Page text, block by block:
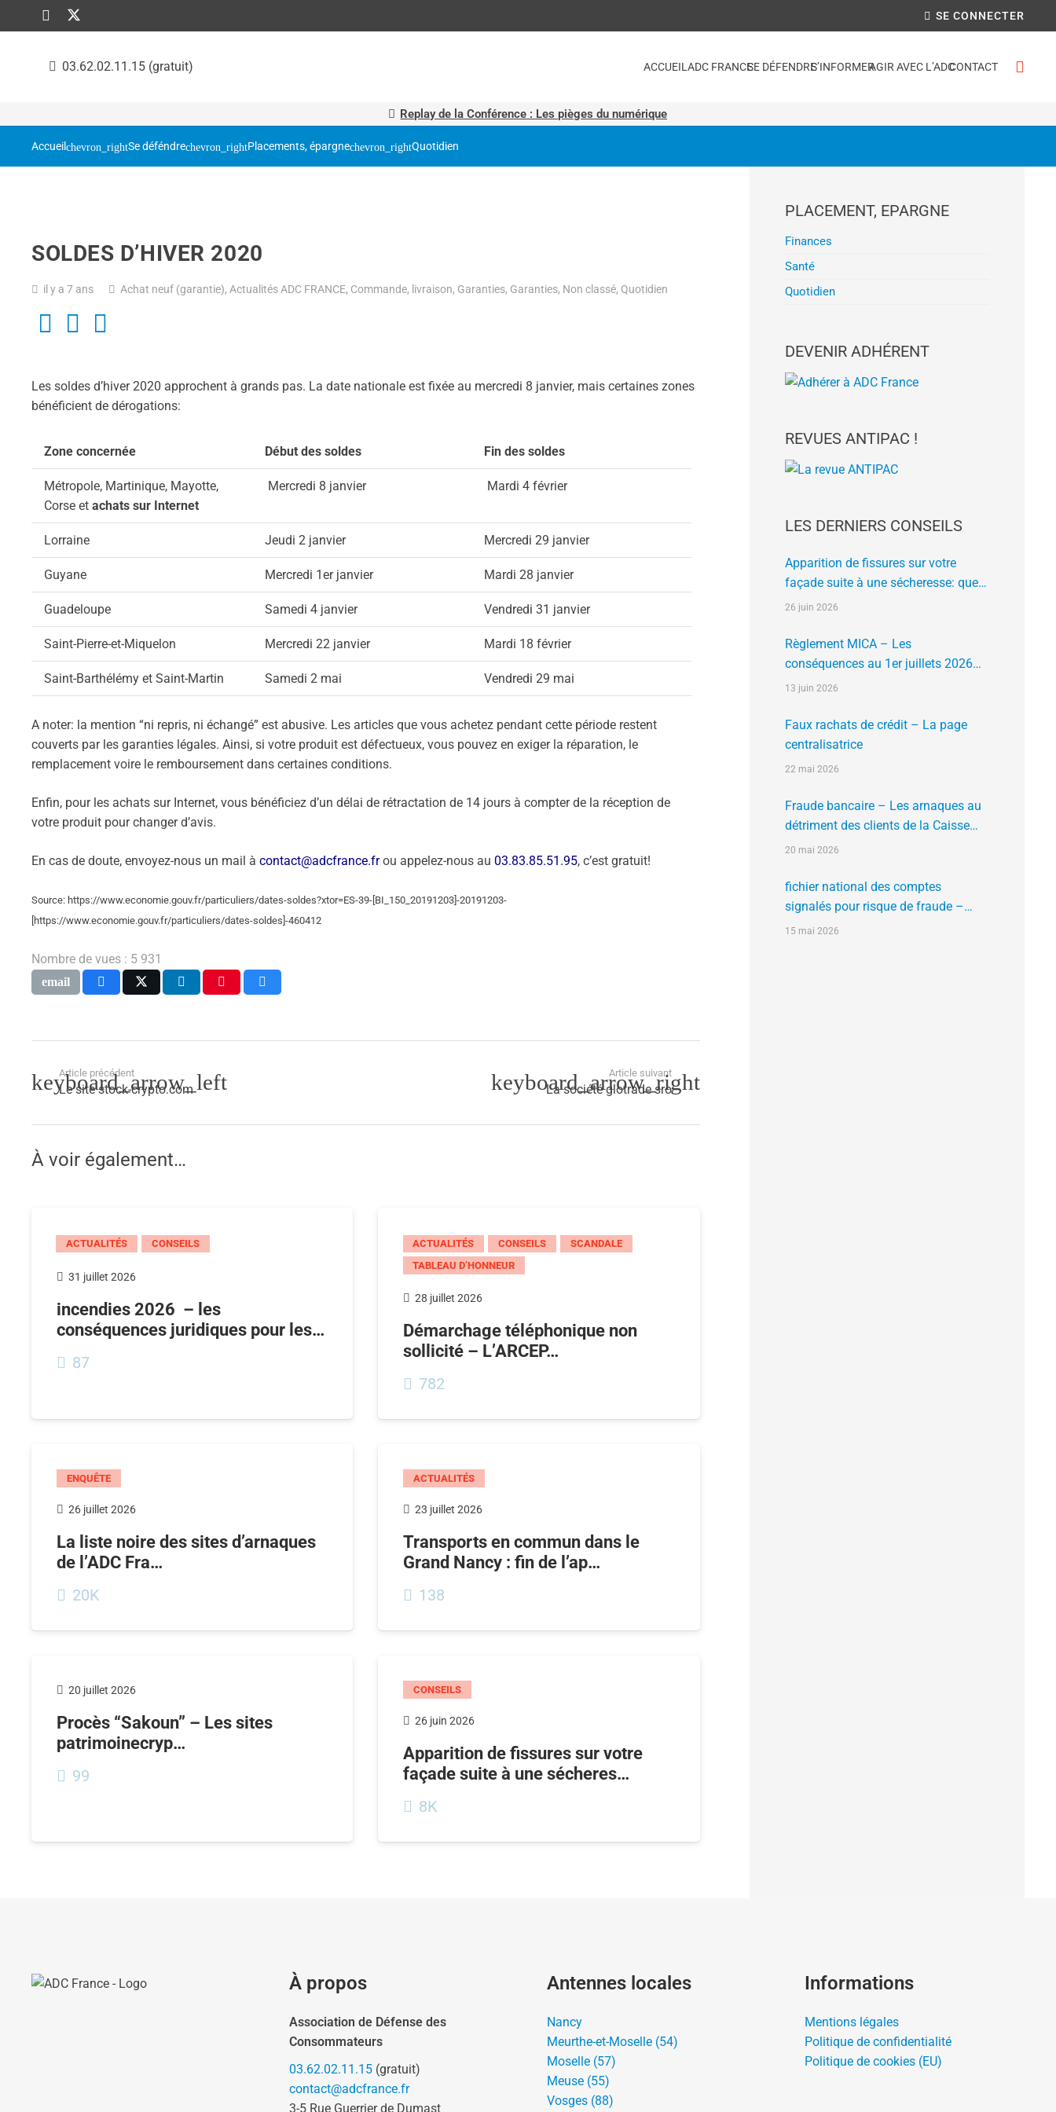
SE CONNECTER
03.62.02.11.15 (gratuit) ACCUEIL ADC FRANCESE DÉFENDRES’INFORMERAGIR AVEC L’ADCCONTACT
Replay de la Conférence : Les pièges du numérique
Accueil Se déféndre Placements, épargne Quotidien
SOLDES D’HIVER 2020
il y a 7 ans Achat neuf (garantie), Actualités ADC FRANCE, Commande, livraison, Garanties, Garanties, Non classé, Quotidien
Les soldes d’hiver 2020 approchent à grands pas. La date nationale est fixée au mercredi 8 janvier, mais certaines zones
bénéficient de dérogations:
Zone concernée Début des soldes Fin des soldes
Métropole, Martinique, Mayotte,
Corse et achats sur Internet
Mercredi 8 janvier Mardi 4 février
Lorraine Jeudi 2 janvier Mercredi 29 janvier
Guyane Mercredi 1er janvier Mardi 28 janvier
Guadeloupe Samedi 4 janvier Vendredi 31 janvier
Saint-Pierre-et-Miquelon Mercredi 22 janvier Mardi 18 février
Saint-Barthélémy et Saint-Martin Samedi 2 mai Vendredi 29 mai
A noter: la mention “ni repris, ni échangé” est abusive. Les articles que vous achetez pendant cette période restent
couverts par les garanties légales. Ainsi, si votre produit est défectueux, vous pouvez en exiger la réparation, le
remplacement voire le remboursement dans certaines conditions.
Enfin, pour les achats sur Internet, vous bénéficiez d’un délai de rétractation de 14 jours à compter de la réception de
votre produit pour changer d’avis.
En cas de doute, envoyez-nous un mail à contact@adcfrance.frou appelez-nous au 03.83.85.51.95, c’est gratuit!
Source: https://www.economie.gouv.fr/particuliers/dates-soldes?xtor=ES-39-[BI_150_20191203]-20191203-
[https://www.economie.gouv.fr/particuliers/dates-soldes]-460412
Nombre de vues : 5 931
Article précédent
Le site stock-crypto.com
Article suivant
La société glotrade sro
À voir également…
ACTUALITÉS CONSEILS
31 juillet 2026
incendies 2026 – les
conséquences juridiques pour les…
87
ACTUALITÉS CONSEILS
SCANDALE
TABLEAU D’HONNEUR
28 juillet 2026
Démarchage téléphonique non
sollicité – L’ARCEP…
782
ENQUÊTE
26 juillet 2026
La liste noire des sites d’arnaques
de l’ADC Fra…
20K
ACTUALITÉS
23 juillet 2026
Transports en commun dans le
Grand Nancy : fin de l’ap…
138
20 juillet 2026
Procès “Sakoun” – Les sites
patrimoinecryp…
99
CONSEILS
26 juin 2026
Apparition de fissures sur votre
façade suite à une sécheres…
8K
PLACEMENT, EPARGNE
Finances
Santé
Quotidien
DEVENIR ADHÉRENT
REVUES ANTIPAC !
LES DERNIERS CONSEILS
Apparition de fissures sur votre
façade suite à une sécheresse: que
faire?
26 juin 2026
Règlement MICA – Les
conséquences au 1er juillets 2026
des plates formes crypto n’ayant pas
13 juin 2026
Faux rachats de crédit – La page
centralisatrice
22 mai 2026
Fraude bancaire – Les arnaques au
détriment des clients de la Caisse
d’Epargne
20 mai 2026
fichier national des comptes
signalés pour risque de fraude –
FNC-RF : un nouveau rempart contre
15 mai 2026
À propos
Association de Défense des
Consommateurs
03.62.02.11.15 (gratuit)
contact@adcfrance.fr
3-5 Rue Guerrier de Dumast
Antennes locales
Nancy
Meurthe-et-Moselle (54)
Moselle (57)
Meuse (55)
Vosges (88)
Informations
Mentions légales
Politique de confidentialité
Politique de cookies (EU)